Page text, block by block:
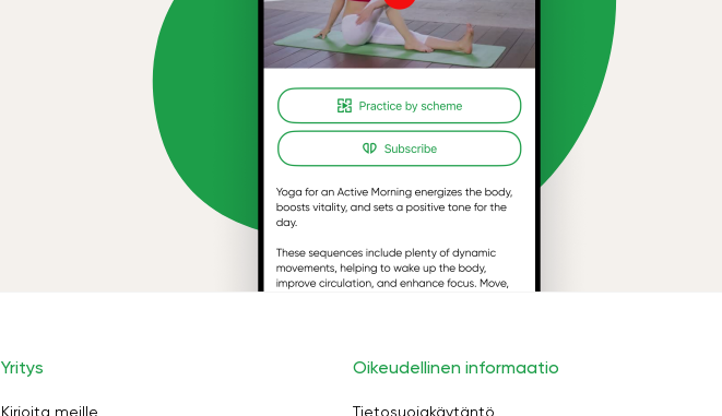
Yritys
Kirjoita meille
Oikeudellinen informaatio
Tietosuojakäytäntö